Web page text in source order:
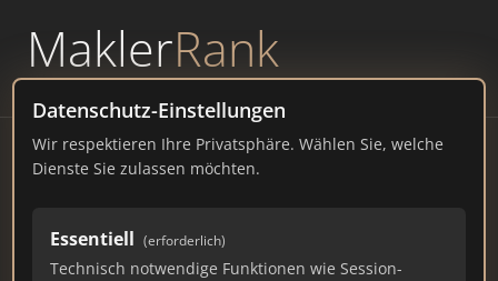
MaklerRank
powered byWAVEPOINT
Datenschutz-Einstellungen
Wir respektieren Ihre Privatsphäre. Wählen Sie, welche
Dienste Sie zulassen möchten.
Essentiell (erforderlich)
Technisch notwendige Funktionen wie Session-
Immobilienmakler
Augsburg – Ranking Juli
2026